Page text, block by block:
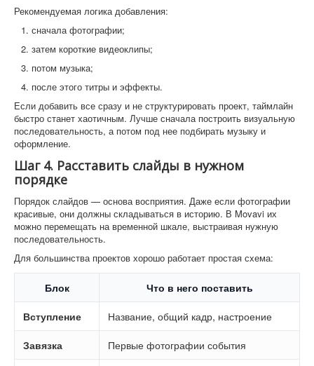
Рекомендуемая логика добавления:
сначала фотографии;
затем короткие видеоклипы;
потом музыка;
после этого титры и эффекты.
Если добавить все сразу и не структурировать проект, таймлайн
быстро станет хаотичным. Лучше сначала построить визуальную
последовательность, а потом под нее подбирать музыку и
оформление.
Шаг 4. Расставить слайды в нужном
порядке
Порядок слайдов — основа восприятия. Даже если фотографии
красивые, они должны складываться в историю. В Movavi их
можно перемещать на временной шкале, выстраивая нужную
последовательность.
Для большинства проектов хорошо работает простая схема:
Блок Что в него поставить
Вступление Название, общий кадр, настроение
Завязка Первые фотографии события